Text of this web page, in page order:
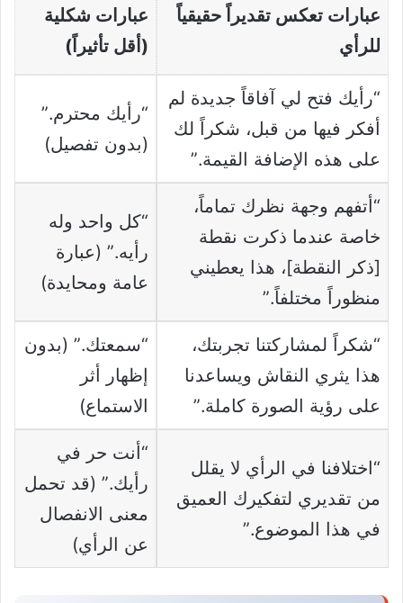
عبارات تعكس تقديراً حقيقياً
للرأي
عبارات شكلية
(أقل تأثيراً)
“رأيك فتح لي آفاقاً جديدة لم
أفكر فيها من قبل، شكراً لك
على هذه الإضافة القيمة.”
“رأيك محترم.”
(بدون تفصيل)
“أتفهم وجهة نظرك تماماً،
خاصة عندما ذكرت نقطة
[ذكر النقطة]، هذا يعطيني
منظوراً مختلفاً.”
“كل واحد وله
رأيه.” (عبارة
عامة ومحايدة)
“شكراً لمشاركتنا تجربتك،
هذا يثري النقاش ويساعدنا
على رؤية الصورة كاملة.”
“سمعتك.” (بدون
إظهار أثر
الاستماع)
“اختلافنا في الرأي لا يقلل
من تقديري لتفكيرك العميق
في هذا الموضوع.”
“أنت حر في
رأيك.” (قد تحمل
معنى الانفصال
عن الرأي)